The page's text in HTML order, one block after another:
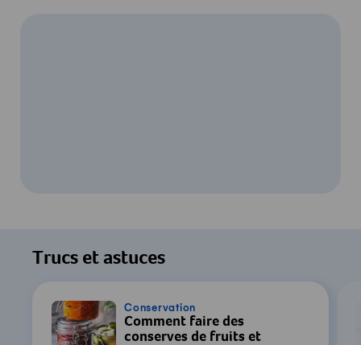
consentement au traitement des données
par YouTube est requis. Pour plus de
confidentialité
Trucs et astuces
Conservation
Comment faire des
conserves de fruits et